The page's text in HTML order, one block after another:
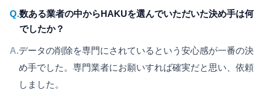
Q.数ある業者の中からHAKUを選んでいただいた決め手は何
でしたか？
A.データの削除を専門にされているという安心感が一番の決
め手でした。専門業者にお願いすれば確実だと思い、依頼
しました。